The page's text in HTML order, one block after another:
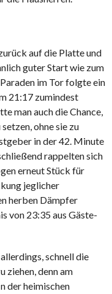
auf die Platte und
guter Start wie zum
im Tor folgte ein
21:17 zumindest
man auch die Chance,
ohne sie zu
in der 42. Minute
rappelten sich
erneut Stück für
jeglicher
herben Dämpfer
von 23:35 aus Gäste-
schnell die
ziehen, denn am
der heimischen